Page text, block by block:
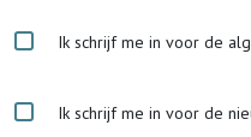
Ik schrijf me in voor de
Ik schrijf me in voor de